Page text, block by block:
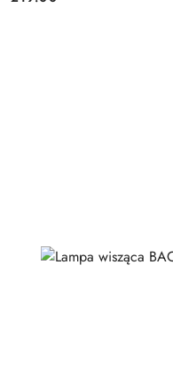
Cena: